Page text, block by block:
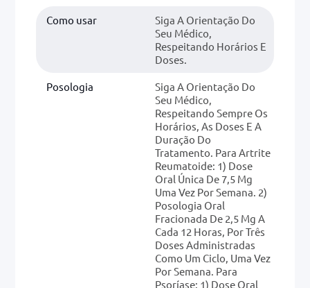
Como usar
Siga A Orientação Do
Seu Médico,
Respeitando Horários E
Doses.
Posologia
Siga A Orientação Do
Seu Médico,
Respeitando Sempre Os
Horários, As Doses E A
Duração Do
Tratamento. Para Artrite
Reumatoide: 1) Dose
Oral Única De 7,5 Mg
Uma Vez Por Semana. 2)
Posologia Oral
Fracionada De 2,5 Mg A
Cada 12 Horas, Por Três
Doses Administradas
Como Um Ciclo, Uma Vez
Por Semana. Para
Psoríase: 1) Dose Oral